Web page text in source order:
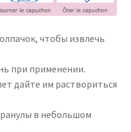
чтобы извлечь
при применении.
дайте им раствориться
в небольшом